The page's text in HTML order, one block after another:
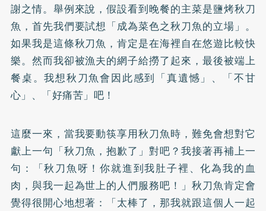
謝之情。舉例來說，假設看到晚餐的主菜是鹽烤秋刀
魚，首先我們要試想「成為菜色之秋刀魚的立場」。
如果我是這條秋刀魚，肯定是在海裡自在悠遊比較快
樂。然而我卻被漁夫的網子給撈了起來，最後被端上
餐桌。我想秋刀魚會因此感到「真遺憾」、「不甘
心」、「好痛苦」吧！
這麼一來，當我要動筷享用秋刀魚時，難免會想對它
獻上一句「秋刀魚，抱歉了」對吧？我接著再補上一
句：「秋刀魚呀！你就進到我肚子裡、化為我的血
肉，與我一起為世上的人們服務吧！」秋刀魚肯定會
覺得很開心地想著：「太棒了，那我就跟這個人一起